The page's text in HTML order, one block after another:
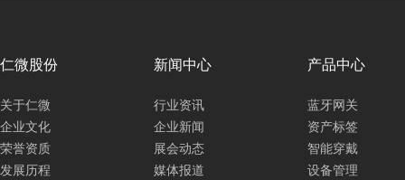
仁微股份
关于仁微
企业文化
荣誉资质
发展历程
新闻中心
行业资讯
企业新闻
展会动态
媒体报道
产品中心
蓝牙网关
资产标签
智能穿戴
设备管理